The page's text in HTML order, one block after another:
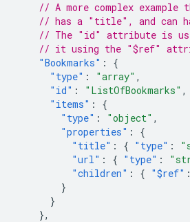
// A more complex
// has a "title", and can
// The "id" attribute is used
// it using the "$ref"
"Bookmarks" :
{
"type" : "array" ,
"id" : "ListOfBookmarks" ,
"items" :
{
"type" : "object" ,
"properties" :
{
"title" : { "type" :
"url" : { "type" :
"children" : { "$ref" :
}
}
},